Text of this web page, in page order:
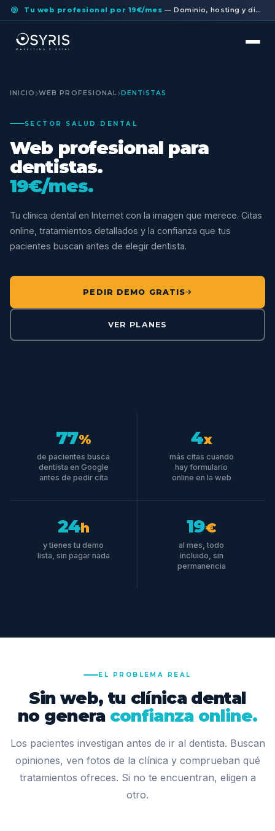
Tu web profesional por 19€/mes — Dominio, hosting y diseño a medida incluidos. Sin permanencia.
INICIO WEB PROFESIONAL DENTISTAS
SECTOR SALUD DENTAL
Web profesional para
dentistas.
19€/mes.
Tu clínica dental en Internet con la imagen que merece. Citas
online, tratamientos detallados y la confianza que tus
pacientes buscan antes de elegir dentista.
PEDIR DEMO GRATIS
VER PLANES
77%
de pacientes busca
dentista en Google
antes de pedir cita
4x
más citas cuando
hay formulario
online en la web
24h
y tienes tu demo
lista, sin pagar nada
19€
al mes, todo
incluido, sin
permanencia
EL PROBLEMA REAL
Sin web, tu clínica dental
no genera confianza online.
Los pacientes investigan antes de ir al dentista. Buscan
opiniones, ven fotos de la clínica y comprueban qué
tratamientos ofreces. Si no te encuentran, eligen a
otro.